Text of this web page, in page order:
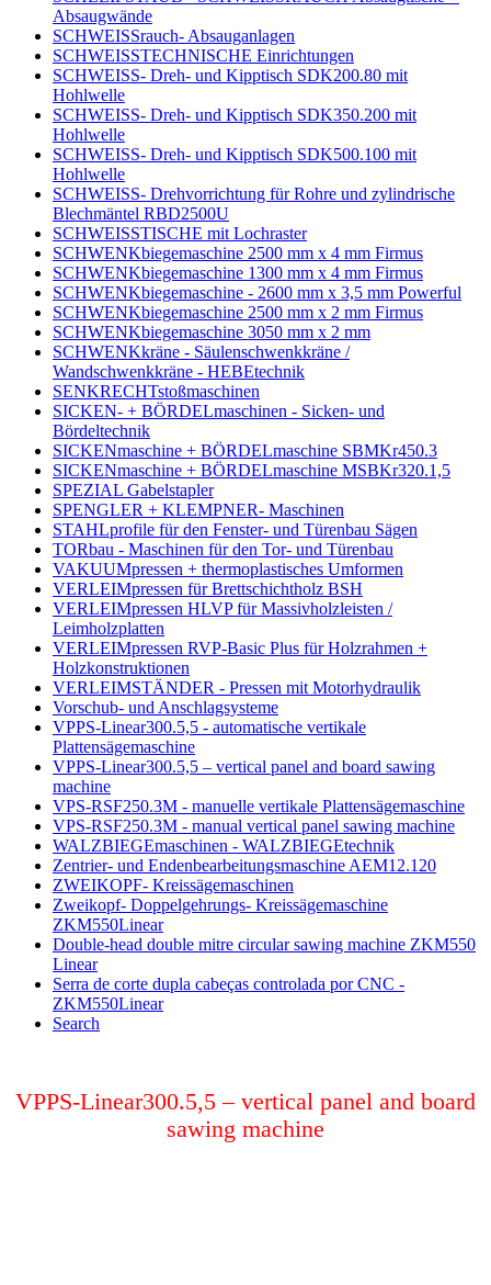
Absaugwände
SCHWEISSrauch- Absauganlagen
SCHWEISSTECHNISCHE Einrichtungen
SCHWEISS- Dreh- und Kipptisch SDK200.80 mit
Hohlwelle
SCHWEISS- Dreh- und Kipptisch SDK350.200 mit
Hohlwelle
SCHWEISS- Dreh- und Kipptisch SDK500.100 mit
Hohlwelle
SCHWEISS- Drehvorrichtung für Rohre und zylindrische
Blechmäntel RBD2500U
SCHWEISSTISCHE mit Lochraster
SCHWENKbiegemaschine 2500 mm x 4 mm Firmus
SCHWENKbiegemaschine 1300 mm x 4 mm Firmus
SCHWENKbiegemaschine - 2600 mm x 3,5 mm Powerful
SCHWENKbiegemaschine 2500 mm x 2 mm Firmus
SCHWENKbiegemaschine 3050 mm x 2 mm
SCHWENKkräne - Säulenschwenkkräne /
Wandschwenkkräne - HEBEtechnik
SENKRECHTstoßmaschinen
SICKEN- + BÖRDELmaschinen - Sicken- und
Bördeltechnik
SICKENmaschine + BÖRDELmaschine SBMKr450.3
SICKENmaschine + BÖRDELmaschine MSBKr320.1,5
SPEZIAL Gabelstapler
SPENGLER + KLEMPNER- Maschinen
STAHLprofile für den Fenster- und Türenbau Sägen
TORbau - Maschinen für den Tor- und Türenbau
VAKUUMpressen + thermoplastisches Umformen
VERLEIMpressen für Brettschichtholz BSH
VERLEIMpressen HLVP für Massivholzleisten /
Leimholzplatten
VERLEIMpressen RVP-Basic Plus für Holzrahmen +
Holzkonstruktionen
VERLEIMSTÄNDER - Pressen mit Motorhydraulik
Vorschub- und Anschlagsysteme
VPPS-Linear300.5,5 - automatische vertikale
Plattensägemaschine
VPPS-Linear300.5,5 – vertical panel and board sawing
machine
VPS-RSF250.3M - manuelle vertikale Plattensägemaschine
VPS-RSF250.3M - manual vertical panel sawing machine
WALZBIEGEmaschinen - WALZBIEGEtechnik
Zentrier- und Endenbearbeitungsmaschine AEM12.120
ZWEIKOPF- Kreissägemaschinen
Zweikopf- Doppelgehrungs- Kreissägemaschine
ZKM550Linear
Double-head double mitre circular sawing machine ZKM550
Linear
Serra de corte dupla cabeças controlada por CNC -
ZKM550Linear
Search
VPPS-Linear300.5,5 – vertical panel and board
sawing machine